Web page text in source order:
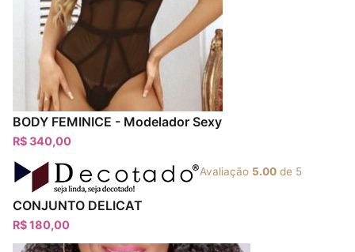
BODY FEMINICE - Modelador Sexy
R$340,00
CONJUNTO DELICAT
Avaliação 5.00 de 5
R$180,00